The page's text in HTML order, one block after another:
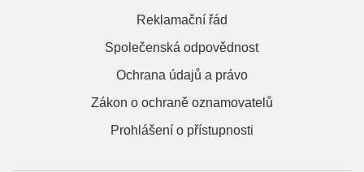
Reklamační řád
Společenská odpovědnost
Ochrana údajů a právo
Zákon o ochraně oznamovatelů
Prohlášení o přístupnosti